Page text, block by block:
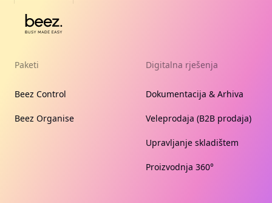
Paketi
Beez Control
Beez Organise
Digitalna rješenja
Dokumentacija & Arhiva
Veleprodaja (B2B prodaja)
Upravljanje skladištem
Proizvodnja 360°